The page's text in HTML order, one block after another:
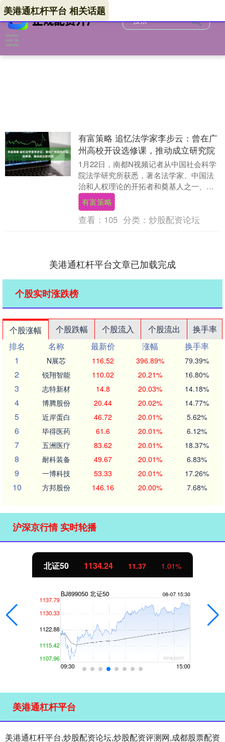
美港通杠杆平台 相关话题
有富策略 追忆法学家李步云：曾在广
州高校开设选修课，推动成立研究院
1月22日，南都N视频记者从中国社会科学
院法学研究所获悉，著名法学家、中国法
治和人权理论的开拓者和奠基人之一、法
学研究所研究员李步云，于1月21日在北京
因病逝世....
有富策略
查看： 105 分类： 炒股配资论坛
美港通杠杆平台文章已加载完成
个股实时涨跌榜
个股涨幅 个股跌幅 个股流入 个股流出
换手率
排名
名称 最新价 涨幅
换手率
1
N展芯 116.52 396.89% 79.39%
2 锐翔智能 110.02 20.21% 16.80%
3 志特新材 14.8 20.03% 14.18%
4 博腾股份 20.44 20.02% 14.77%
5 近岸蛋白 46.72 20.01% 5.62%
6 毕得医药 61.6 20.01% 6.12%
7 五洲医疗 83.62 20.01% 18.37%
8 耐科装备 49.67 20.01% 6.83%
9 一博科技 53.33 20.01% 17.26%
10 方邦股份 146.16 20.00% 7.68%
沪深京行情 实时轮播
北证50 1134.24 11.37 1.01%
美港通杠杆平台
美港通杠杆平台,炒股配资论坛,炒股配资评测网,成都股票配资